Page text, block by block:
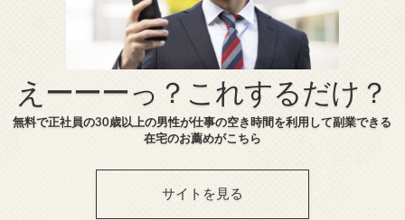
えーーーっ？これするだけ？
無料で正社員の30歳以上の男性が仕事の空き時間を利用して副業できる
在宅のお薦めがこちら
サイトを見る